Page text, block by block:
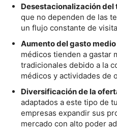
Desestacionalización del
que no dependen de las
un flujo constante de
Aumento del gasto
médicos tienden a gastar
tradicionales debido a la
médicos y actividades de
Diversificación de la
adaptados a este tipo de
empresas expandir sus
mercado con alto poder